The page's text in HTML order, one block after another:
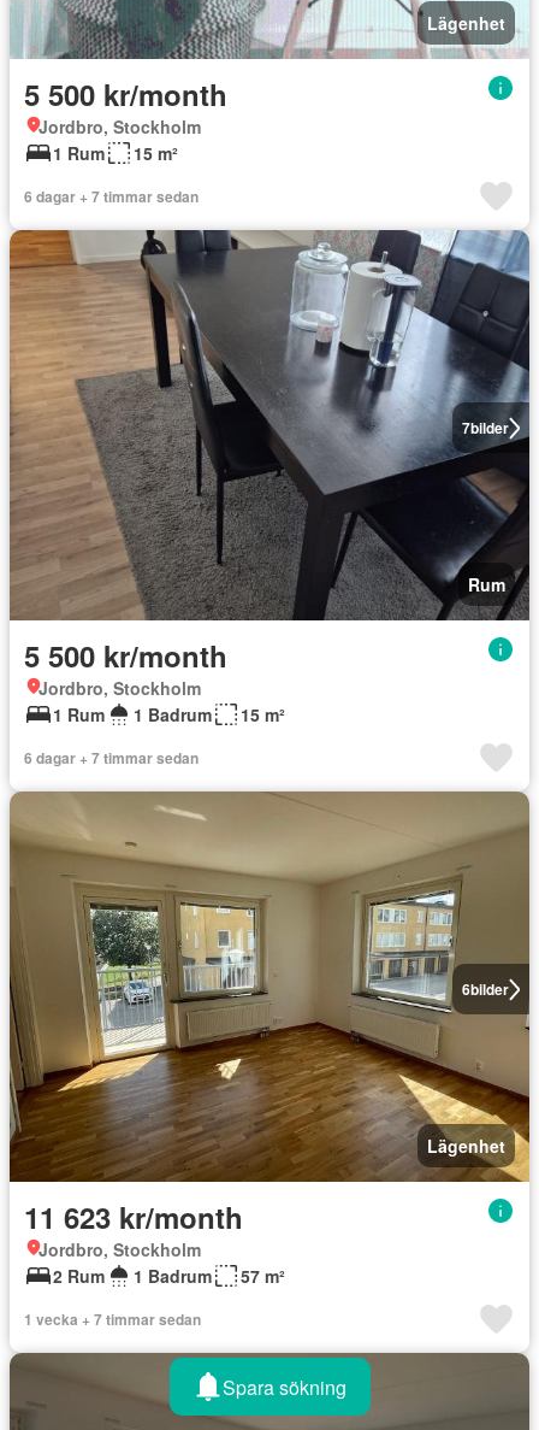
Lägenhet
5 500 kr/month
Jordbro, Stockholm
1 Rum
15 m²
6 dagar + 7 timmar sedan
7bilder
Rum
5 500 kr/month
Jordbro, Stockholm
1 Rum
1 Badrum 15 m²
6 dagar + 7 timmar sedan
6bilder
Lägenhet
11 623 kr/month
Jordbro, Stockholm
2 Rum
1 Badrum 57 m²
1 vecka + 7 timmar sedan
Spara sökning